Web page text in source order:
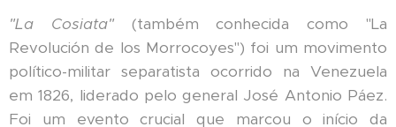
"La Cosiata"(também conhecida como "La
Revolución de los Morrocoyes") foi um movimento
político-militar separatista ocorrido na Venezuela
em 1826, liderado pelo general José Antonio Páez.
Foi um evento crucial que marcou o início da